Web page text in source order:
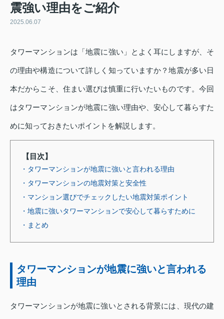
震強い理由をご紹介
2025.06.07
タワーマンションは「地震に強い」とよく耳にしますが、そ
の理由や構造について詳しく知っていますか？地震が多い日
本だからこそ、住まい選びは慎重に行いたいものです。今回
はタワーマンションが地震に強い理由や、安心して暮らすた
めに知っておきたいポイントを解説します。
【目次】
・タワーマンションが地震に強いと言われる理由
・タワーマンションの地震対策と安全性
・マンション選びでチェックしたい地震対策ポイント
・地震に強いタワーマンションで安心して暮らすために
・まとめ
タワーマンションが地震に強いと言われる
理由
タワーマンションが地震に強いとされる背景には、現代の建